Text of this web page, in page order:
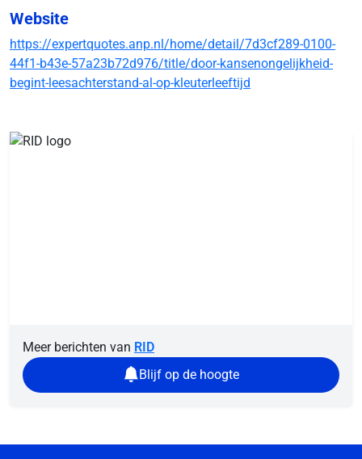
Website
https://expertquotes.anp.nl/home/detail/7d3cf289-0100-
44f1-b43e-57a23b72d976/title/door-kansenongelijkheid-
begint-leesachterstand-al-op-kleuterleeftijd
Meer berichten van RID
Blijf op de hoogte